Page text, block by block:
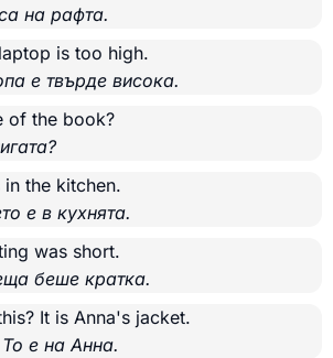
на рафта.
is too high.
е твърде висока.
of the book?
the kitchen.
е в кухнята.
was short.
беше кратка.
It is Anna's jacket.
е на Анна.